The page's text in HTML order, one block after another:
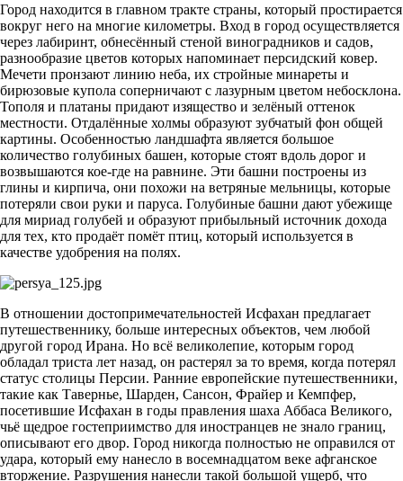
Город находится в главном тракте страны, который простирается
вокруг него на многие километры. Вход в город осуществляется
через лабиринт, обнесённый стеной виноградников и садов,
разнообразие цветов которых напоминает персидский ковер.
Мечети пронзают линию неба, их стройные минареты и
бирюзовые купола соперничают с лазурным цветом небосклона.
Тополя и платаны придают изящество и зелёный оттенок
местности. Отдалённые холмы образуют зубчатый фон общей
картины. Особенностью ландшафта является большое
количество голубиных башен, которые стоят вдоль дорог и
возвышаются кое-где на равнине. Эти башни построены из
глины и кирпича, они похожи на ветряные мельницы, которые
потеряли свои руки и паруса. Голубиные башни дают убежище
для мириад голубей и образуют прибыльный источник дохода
для тех, кто продаёт помёт птиц, который используется в
качестве удобрения на полях.
В отношении достопримечательностей Исфахан предлагает
путешественнику, больше интересных объектов, чем любой
другой город Ирана. Но всё великолепие, которым город
обладал триста лет назад, он растерял за то время, когда потерял
статус столицы Персии. Ранние европейские путешественники,
такие как Тавернье, Шарден, Сансон, Фрайер и Кемпфер,
посетившие Исфахан в годы правления шаха Аббаса Великого,
чьё щедрое гостеприимство для иностранцев не знало границ,
описывают его двор. Город никогда полностью не оправился от
удара, который ему нанесло в восемнадцатом веке афганское
вторжение. Разрушения нанесли такой большой ущерб, что